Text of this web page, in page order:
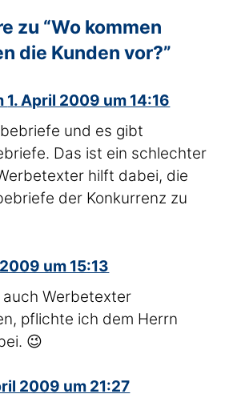
zu “Wo kommen
die Kunden vor?”
1. April 2009 um 14:16
und es gibt
Das ist ein schlechter
hilft dabei, die
der Konkurrenz zu
um 15:13
auch Werbetexter
pflichte ich dem Herrn
😉
2009 um 21:27